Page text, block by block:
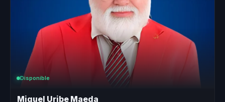
Disponible
Miguel Uribe Maeda